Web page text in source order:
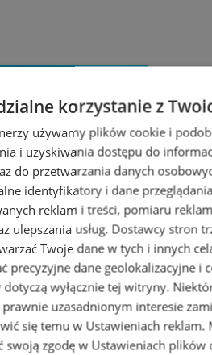
korzystanie z
używamy plików cookie i
i uzyskiwania dostępu do
do przetwarzania danych
identyfikatory i dane
reklam i treści, pomiaru
ulepszania usług. Dostawcy stron
Twoje dane w tych i innych
precyzyjne dane geolokalizacyjne i
wyłącznie tej witryny.
uzasadnionym interesie
się temu w Ustawieniach reklam.
swoją zgodę w Ustawieniach plików